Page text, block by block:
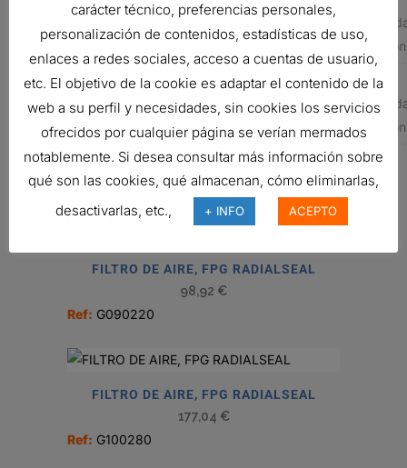
Version
NEOPLAN 14008575
AIR FILTER,
PRIMARY
ROUND
Flame
Version
Related products
FILTRO DE AIRE, FPG RADIALSEAL
98,92 €
Ref: G090220
FILTRO DE AIRE, FPG RADIALSEAL
177,04 €
Ref: G100280
carácter técnico, preferencias personales,
personalización de contenidos, estadísticas de uso,
enlaces a redes sociales, acceso a cuentas de usuario,
etc. El objetivo de la cookie es adaptar el contenido de la
web a su perfil y necesidades, sin cookies los servicios
ofrecidos por cualquier página se verían mermados
notablemente. Si desea consultar más información sobre
qué son las cookies, qué almacenan, cómo eliminarlas,
desactivarlas, etc.,
+ INFO ACEPTO